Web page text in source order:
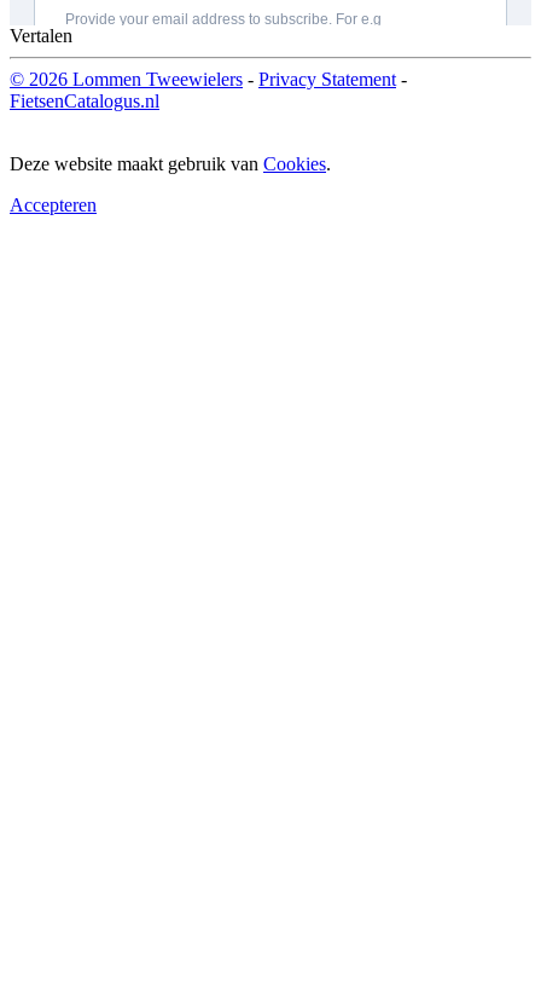
Vertalen
© 2026 Lommen Tweewielers - Privacy Statement -
FietsenCatalogus.nl
Deze website maakt gebruik van Cookies.
Accepteren